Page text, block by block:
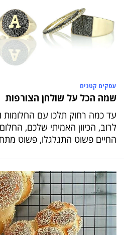
עסקים קטנים
שמה הכל על שולחן הצורפות
עד כמה רחוק תלכו עם החלומות
לרוב, הכיוון האמיתי שלכם,
החיים פשוט התגלגלו, פשוט